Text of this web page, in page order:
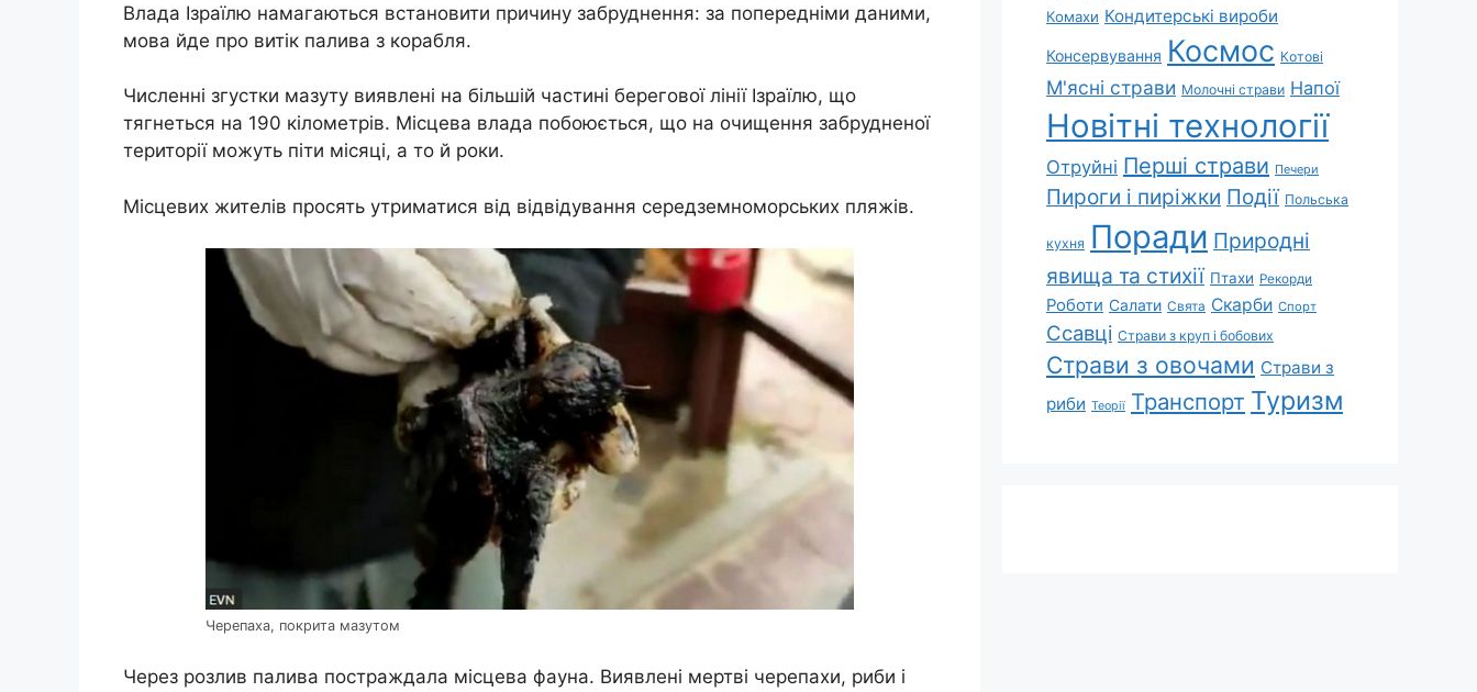
Влада Ізраїлю намагаються встановити причину забруднення: за попередніми даними,
мова йде про витік палива з корабля.
Численні згустки мазуту виявлені на більшій частині берегової лінії Ізраїлю, що
тягнеться на 190 кілометрів. Місцева влада побоюється, що на очищення забрудненої
території можуть піти місяці, а то й роки.
Місцевих жителів просять утриматися від відвідування середземноморських пляжів.
Черепаха, покрита мазутом
Через розлив палива постраждала місцева фауна. Виявлені мертві черепахи, риби і
Комахи Кондитерські вироби
Консервування Космос Котові
М'ясні страви Молочні страви Напої
Новітні технології
Отруйні Перші страви Печери
Пироги і пиріжки Події Польська
кухня Поради Природні
явища та стихії Птахи Рекорди
Роботи Салати Свята Скарби Спорт
Ссавці Страви з круп і бобових
Страви з овочами Страви з
риби Теорії Транспорт Туризм